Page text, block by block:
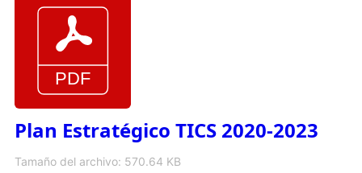
Plan Estratégico TICS 2020-2023
Tamaño del archivo: 570.64 KB